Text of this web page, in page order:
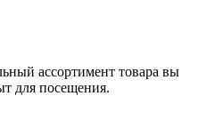
ассортимент товара вы
для посещения.